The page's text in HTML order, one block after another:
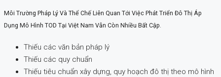
Môi Trường Pháp Lý Và Thể Chế Liên Quan Tới Việc Phát Triển Đô Thị Áp
Dụng Mô Hình TOD Tại Việt Nam Vẫn Còn Nhiều Bất Cập.
Thiếu các văn bản pháp lý
Thiếu các quy chuẩn
Thiếu tiêu chuẩn xây dựng, quy hoạch đô thị theo mô hình